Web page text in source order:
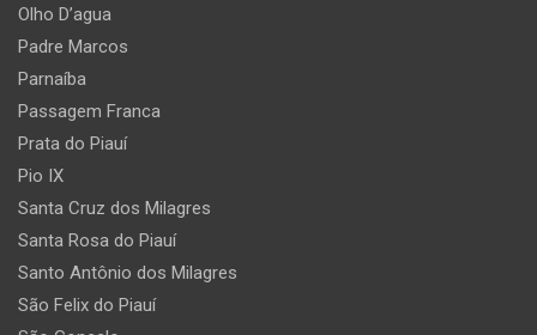
Olho D’agua
Padre Marcos
Parnaíba
Passagem Franca
Prata do Piauí
Pio IX
Santa Cruz dos Milagres
Santa Rosa do Piauí
Santo Antônio dos Milagres
São Felix do Piauí